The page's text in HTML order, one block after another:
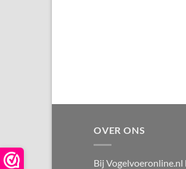
OVER ONS
Bij Vogelvoeronline.nl